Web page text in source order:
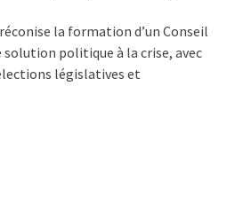
la formation d’un Conseil
solution politique à la crise, avec
législatives et